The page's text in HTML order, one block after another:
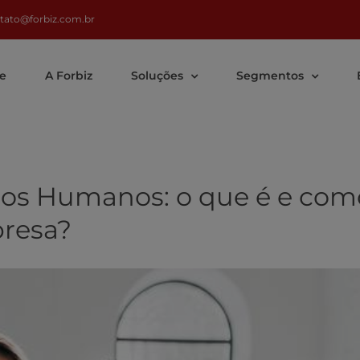
A Forbiz Soluções Segmentos
Humanos: o que é e